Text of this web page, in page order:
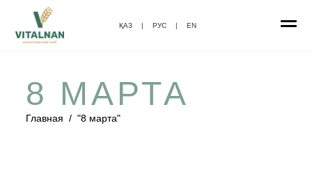
ҚАЗ | РУС | EN
8 МАРТА
Главная / "8 марта"